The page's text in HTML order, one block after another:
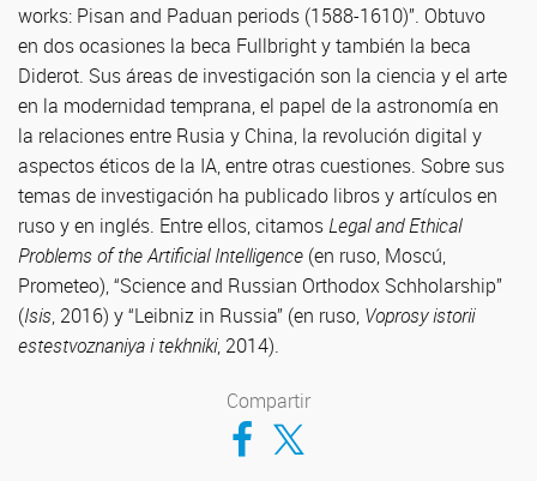
works: Pisan and Paduan periods (1588-1610)”. Obtuvo
en dos ocasiones la beca Fullbright y también la beca
Diderot. Sus áreas de investigación son la ciencia y el arte
en la modernidad temprana, el papel de la astronomía en
la relaciones entre Rusia y China, la revolución digital y
aspectos éticos de la IA, entre otras cuestiones. Sobre sus
temas de investigación ha publicado libros y artículos en
ruso y en inglés. Entre ellos, citamosLegal and Ethical
Problems of the Artificial Intelligence (en ruso, Moscú,
Prometeo), “Science and Russian Orthodox Schholarship”
(Isis, 2016) y “Leibniz in Russia” (en ruso, Voprosy istorii
estestvoznaniya i tekhniki, 2014).
Compartir
Compartir en Facebook
Compartir en Twitter